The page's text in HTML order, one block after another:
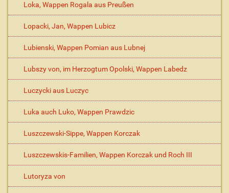
Loka, Wappen Rogala aus Preußen
Lopacki, Jan, Wappen Lubicz
Lubienski, Wappen Pomian aus Lubnej
Lubszy von, im Herzogtum Opolski, Wappen Labedz
Luczycki aus Luczyc
Luka auch Luko, Wappen Prawdzic
Luszczewski-Sippe, Wappen Korczak
Luszczewskis-Familien, Wappen Korczak und Roch III
Lutoryza von